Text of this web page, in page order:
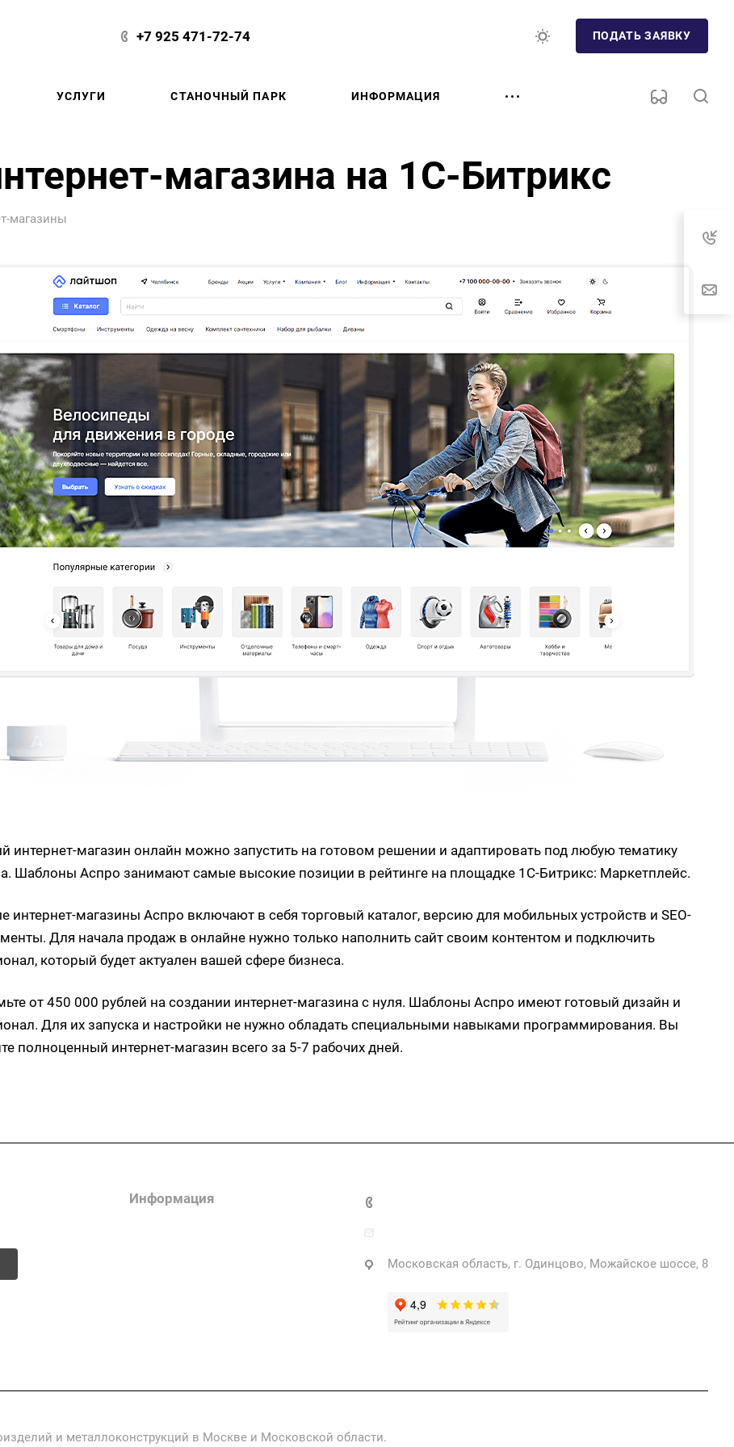
+7 925 471-72-74 ПОДАТЬ ЗАЯВКУ
УСЛУГИ СТАНОЧНЫЙ ПАРК ИНФОРМАЦИЯ
магазина на 1С-Битрикс
магазины
интернет-магазин онлайн можно запустить на готовом решении и адаптировать под любую тематику
Шаблоны Аспро занимают самые высокие позиции в рейтинге на площадке 1С-Битрикс: Маркетплейс.
интернет-магазины Аспро включают в себя торговый каталог, версию для мобильных устройств и SEO-
Для начала продаж в онлайне нужно только наполнить сайт своим контентом и подключить
который будет актуален вашей сфере бизнеса.
от 450 000 рублей на создании интернет-магазина с нуля. Шаблоны Аспро имеют готовый дизайн и
Для их запуска и настройки не нужно обладать специальными навыками программирования. Вы
полноценный интернет-магазин всего за 5-7 рабочих дней.
Информация
Московская область, г. Одинцово, Можайское шоссе, 8
и металлоконструкций в Москве и Московской области.